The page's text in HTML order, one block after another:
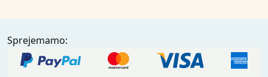
Sprejemamo: